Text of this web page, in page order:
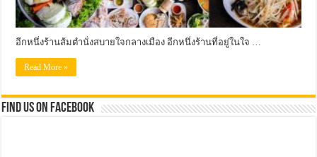
อีกหนึ่งร้านส้มตำนั่งสบายใจกลางเมือง อีกหนึ่งร้านที่อยู่ในใจ …
Read More »
Find us on Facebook